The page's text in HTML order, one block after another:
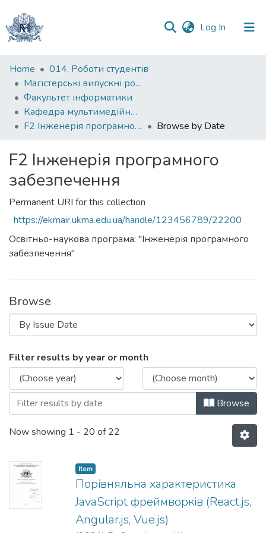
Log In (current)
Communities
&
Collections
All of DSpace
Home
014. Роботи студентів
Магістерські випускні роботи
Факультет інформатики
Кафедра мультимедійних систем
F2 Інженерія програмного забезпечення
Browse by Date
F2 Інженерія програмного
забезпечення
Permanent URI for this collection
https://ekmair.ukma.edu.ua/handle/123456789/22200
Освітньо-наукова програма: "Інженерія програмного
забезпечення"
Browse
Browsing F2 Інженерія програмного
Filter results by year or month
Browse
Now showing 1 - 20 of 22
Item
Порівняльна характеристика
JavaScript фреймворків (React.js,
Angular.js, Vue.js)